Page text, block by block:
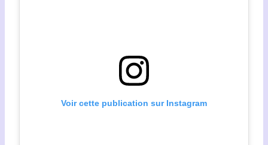
Voir cette publication sur Instagram